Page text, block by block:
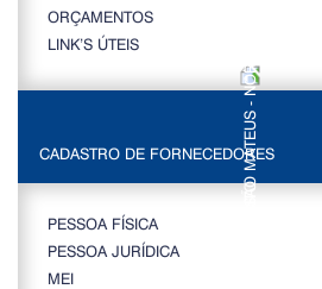
ORÇAMENTOS
LINK’S ÚTEIS
CADASTRO DE FORNECEDORES
PESSOA FÍSICA
PESSOA JURÍDICA
MEI